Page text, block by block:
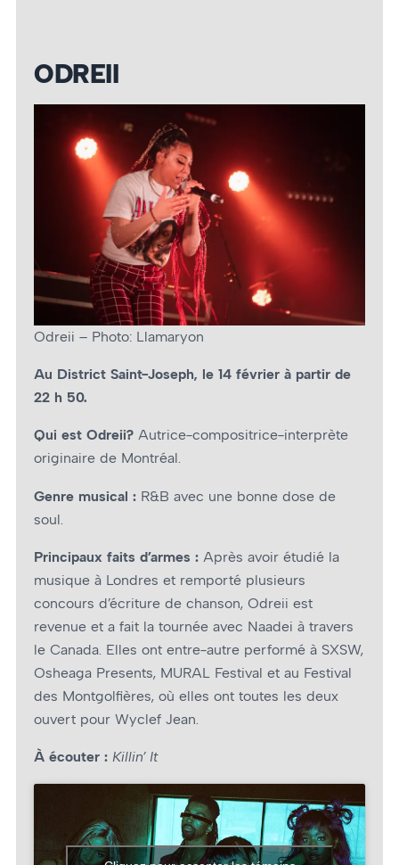
ODREII
Odreii – Photo: Llamaryon
Au District Saint-Joseph, le 14 février à partir de
22 h 50.
Qui est Odreii? Autrice-compositrice-interprète
originaire de Montréal.
Genre musical : R&B avec une bonne dose de
soul.
Principaux faits d’armes : Après avoir étudié la
musique à Londres et remporté plusieurs
concours d’écriture de chanson, Odreii est
revenue et a fait la tournée avec Naadei à travers
le Canada. Elles ont entre-autre performé à SXSW,
Osheaga Presents, MURAL Festival et au Festival
des Montgolfières, où elles ont toutes les deux
ouvert pour Wyclef Jean.
À écouter : Killin’ It